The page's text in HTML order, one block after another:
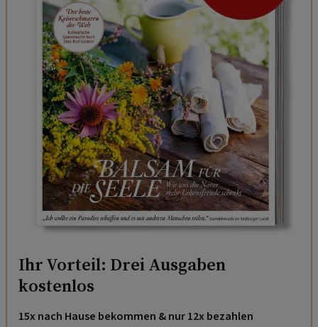
Ihr Vorteil: Drei Ausgaben
kostenlos
15x nach Hause bekommen & nur 12x bezahlen